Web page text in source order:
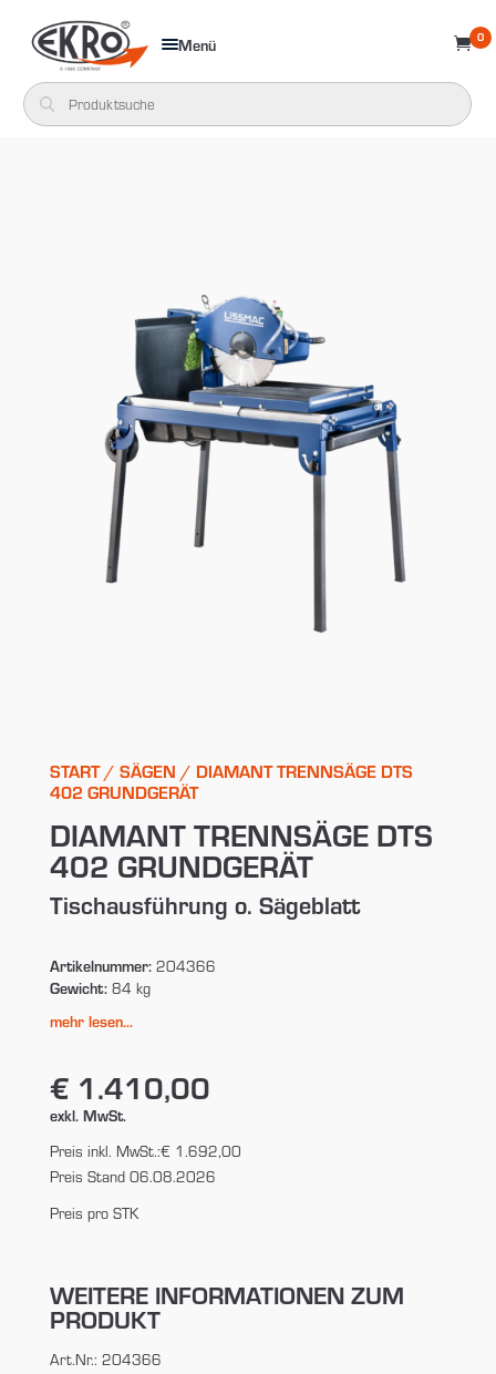
Menü  0
START/ SÄGEN / DIAMANT TRENNSÄGE DTS
402 GRUNDGERÄT
DIAMANT TRENNSÄGE DTS
402 GRUNDGERÄT
Tischausführung o. Sägeblatt
Artikelnummer:204366
Gewicht:84 kg
mehr lesen...
€ 1.410,00
exkl. MwSt.
Preis inkl. MwSt.:€ 1.692,00
Preis Stand 06.08.2026
Preis pro STK
WEITERE INFORMATIONEN ZUM
PRODUKT
Art.Nr.: 204366